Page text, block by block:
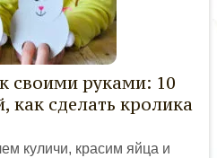
своими руками: 10
как сделать кролика
куличи, красим яйца и